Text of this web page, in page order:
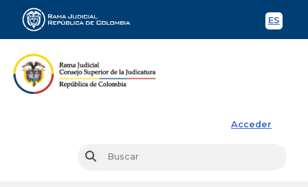
ES
Acceder
Buscar